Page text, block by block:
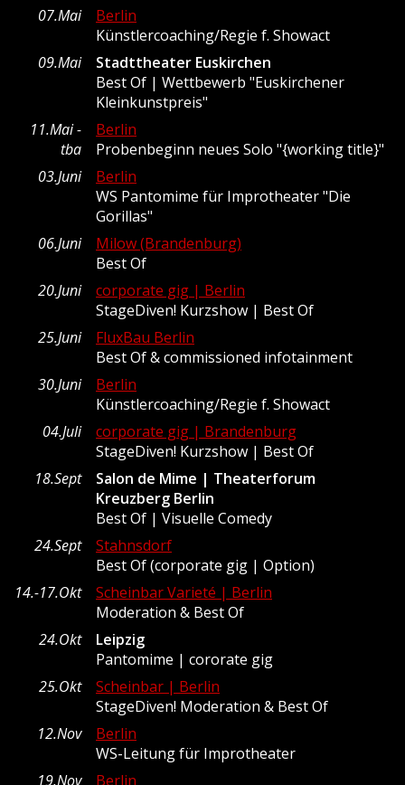
07.Mai
Berlin
Künstlercoaching/Regie f. Showact
09.Mai
Stadttheater Euskirchen
Best Of | Wettbewerb "Euskirchener
Kleinkunstpreis"
11.Mai -
tba
Berlin
Probenbeginn neues Solo "{working title}"
03.Juni
Berlin
WS Pantomime für Improtheater "Die
Gorillas"
06.Juni
Milow (Brandenburg)
Best Of
20.Juni
corporate gig | Berlin
StageDiven! Kurzshow | Best Of
25.Juni
FluxBau Berlin
Best Of & commissioned infotainment
30.Juni
Berlin
Künstlercoaching/Regie f. Showact
04.Juli
corporate gig | Brandenburg
StageDiven! Kurzshow | Best Of
18.Sept
Salon de Mime | Theaterforum
Kreuzberg Berlin
Best Of | Visuelle Comedy
24.Sept
Stahnsdorf
Best Of (corporate gig | Option)
14.-17.Okt
Scheinbar Varieté | Berlin
Moderation & Best Of
24.Okt
Leipzig
Pantomime | cororate gig
25.Okt
Scheinbar | Berlin
StageDiven! Moderation & Best Of
12.Nov
Berlin
WS-Leitung für Improtheater
19.Nov
Berlin